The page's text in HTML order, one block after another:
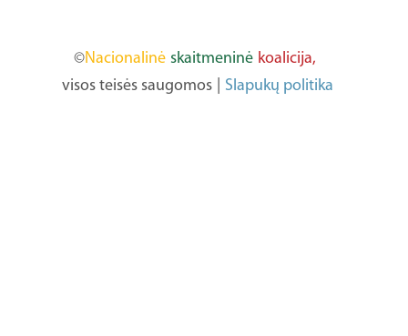
©Nacionalinė skaitmeninė koalicija,
visos teisės saugomos
Slapukų politika